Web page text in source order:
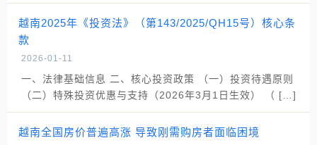
越南2025年《投资法》（第143/2025/QH15号）核心条
款
2026-01-11
一、法律基础信息 二、核心投资政策 （一）投资待遇原则
（二）特殊投资优惠与支持（2026年3月1日生效） （ […]
越南全国房价普遍高涨 导致刚需购房者面临困境